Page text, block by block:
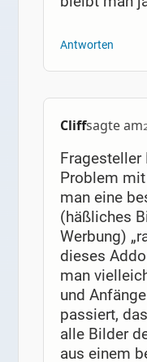
Antworten
Cliffsagte am
Fragesteller
Problem
man eine
(häßliches
Werbung)
dieses
man
und
passiert,
alle Bilder
aus einem